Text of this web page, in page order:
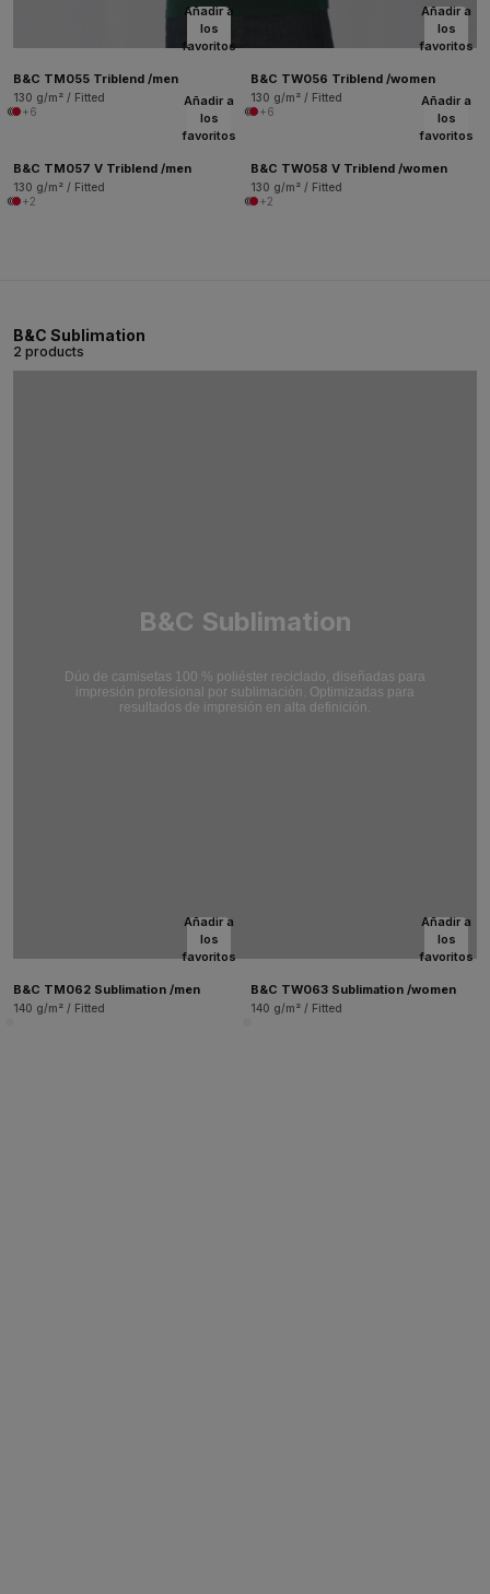
Añadir a
los
favoritos
B&C TM055 Triblend /men
130 g/m² / Fitted
+6
Añadir a
los
favoritos
B&C TW056 Triblend /women
130 g/m² / Fitted
+6
Añadir a
los
favoritos
B&C TM057 V Triblend /men
130 g/m² / Fitted
+2
Añadir a
los
favoritos
B&C TW058 V Triblend /women
130 g/m² / Fitted
+2
B&C Sublimation
2 products
B&C Sublimation
Dúo de camisetas 100 % poliéster reciclado, diseñadas para
impresión profesional por sublimación. Optimizadas para
resultados de impresión en alta definición.
Añadir a
los
favoritos
B&C TM062 Sublimation /men
140 g/m² / Fitted
Añadir a
los
favoritos
B&C TW063 Sublimation /women
140 g/m² / Fitted